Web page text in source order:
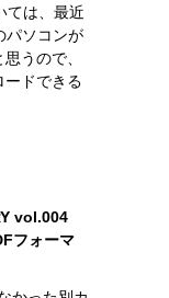
ては、最近
パソコンが
うので、
ードできる
vol.004
フォーマ